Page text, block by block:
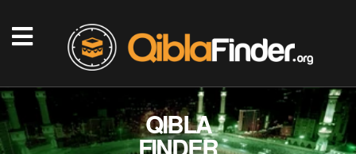
QIBLA